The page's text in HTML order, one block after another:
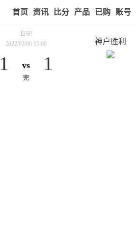
首页 赢家视点赛事比分实战版入口
我的
日职
2022/03/06 15:00
vs
完
1 1
神户胜利